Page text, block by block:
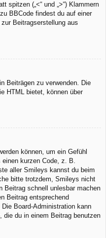
spitzen („<“ und „>“) Klammern
BBCode findest du auf einer
Beitragserstellung aus
Beiträgen zu verwenden. Die
HTML bietet, können über
können, um ein Gefühl
kurzen Code, z. B.
aller Smileys kannst du beim
bitte trotzdem, Smileys nicht
Beitrag schnell unlesbar machen
Beitrag entsprechend
Board-Administration kann
die du in einem Beitrag benutzen